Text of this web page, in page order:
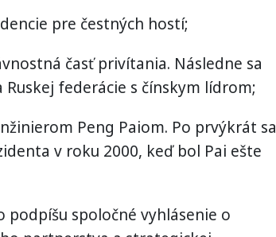
pre čestných hostí;
časť privítania. Následne sa
federácie s čínskym lídrom;
Peng Paiom. Po prvýkrát sa
v roku 2000, keď bol Pai ešte
spoločné vyhlásenie o